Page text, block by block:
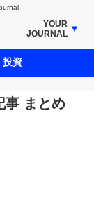
YOUR
JOURNAL
事 まとめ
投資